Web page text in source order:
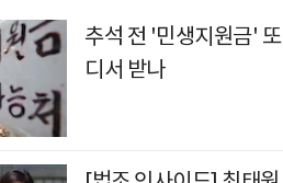
추석 전 '민생지원금'
디서 받나